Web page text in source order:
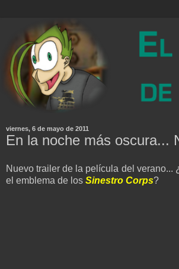
viernes, 6 de mayo de 2011
En la noche más oscura...
Nuevo trailer de la película del verano...
el emblema de los Sinestro Corps?